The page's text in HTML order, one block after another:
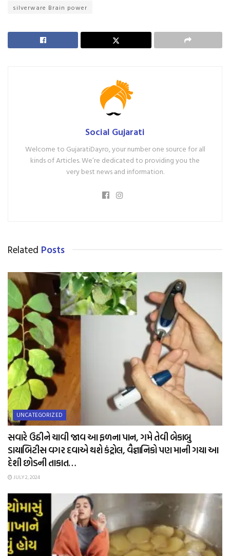
silverware Brain power
Social Gujarati
Welcome to GujaratiDayro, your number one source for all
kinds of Articles. We’re dedicated to providing you the
very best news and information.
Related Posts
UNCATEGORIZED
સવારે ઉઠીને ચાવી જાવ આ ફળના પાન, ગમે તેવી બેકાબુ
ડાયાબિટીસ વગર દવાએ થશે કંટ્રોલ, વૈજ્ઞાનિકો પણ માની ગયા આ
દેશી છોડની તાકાત…
JULY 2, 2024